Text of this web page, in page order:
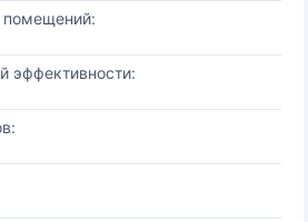
помещений:
эффективности: